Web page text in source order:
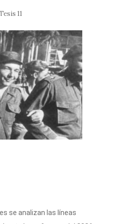
11
se analizan las líneas